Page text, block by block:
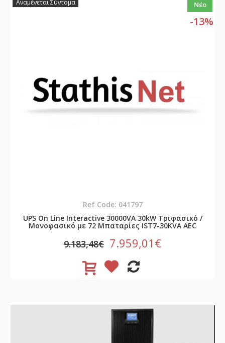
Νέο
-13%
Αναμένεται Σύντομα
Ref Code: 041797
UPS On Line Interactive 30000VA 30kW Τριφασικό /
Μονοφασικό με 72 Μπαταρίες IST7-30KVA AEC
9.183,48€ 7.959,01€